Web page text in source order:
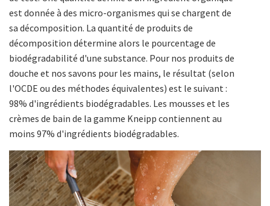
est donnée à des micro-organismes qui se chargent de
sa décomposition. La quantité de produits de
décomposition détermine alors le pourcentage de
biodégradabilité d'une substance. Pour nos produits de
douche et nos savons pour les mains, le résultat (selon
l'OCDE ou des méthodes équivalentes) est le suivant :
98% d'ingrédients biodégradables. Les mousses et les
crèmes de bain de la gamme Kneipp contiennent au
moins 97% d'ingrédients biodégradables.